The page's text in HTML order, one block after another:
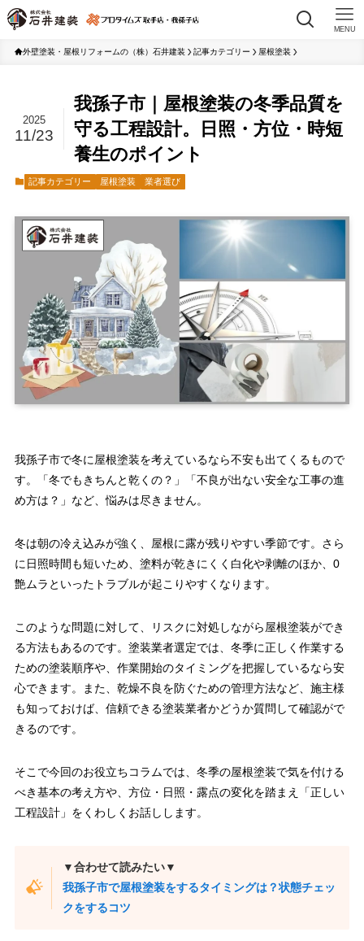
MENU
外壁塗装・屋根リフォームの（株）石井建装 記事カテゴリー 屋根塗装
我孫子市｜屋根塗装の冬季品質を
守る工程設計。日照・方位・時短
養生のポイント
2025
11/23
記事カテゴリー 屋根塗装 業者選び
我孫子市で冬に屋根塗装を考えているなら不安も出てくるもので
す。「冬でもきちんと乾くの？」「不良が出ない安全な工事の進
め方は？」など、悩みは尽きません。
冬は朝の冷え込みが強く、屋根に露が残りやすい季節です。さら
に日照時間も短いため、塗料が乾きにくく白化や剥離のほか、0
艶ムラといったトラブルが起こりやすくなります。
このような問題に対して、リスクに対処しながら屋根塗装ができ
る方法もあるのです。塗装業者選定では、冬季に正しく作業する
ための塗装順序や、作業開始のタイミングを把握しているなら安
心できます。また、乾燥不良を防ぐための管理方法など、施主様
も知っておけば、信頼できる塗装業者かどうか質問して確認がで
きるのです。
そこで今回のお役立ちコラムでは、冬季の屋根塗装で気を付ける
べき基本の考え方や、方位・日照・露点の変化を踏まえ「正しい
工程設計」をくわしくお話しします。
▼合わせて読みたい▼
我孫子市で屋根塗装をするタイミングは？状態チェッ
クをするコツ